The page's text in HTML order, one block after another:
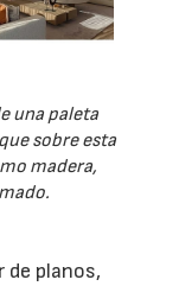
una paleta
sobre esta
madera,
de planos,